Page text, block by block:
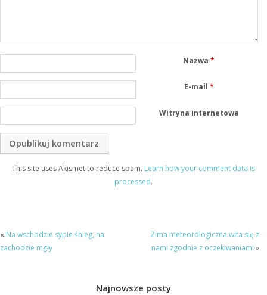
Nazwa*
E-mail *
Witryna internetowa
This site uses Akismet to reduce spam. Learn how your comment data is
processed.
« Na wschodzie sypie śnieg, na
zachodzie mgły
Zima meteorologiczna wita się z
nami zgodnie z oczekiwaniami »
Najnowsze posty